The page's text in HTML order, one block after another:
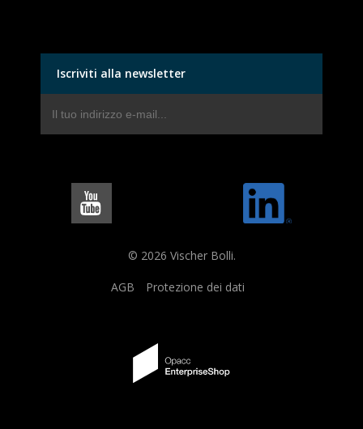
Iscriviti alla newsletter
© 2026 Vischer Bolli.
AGB Protezione dei dati